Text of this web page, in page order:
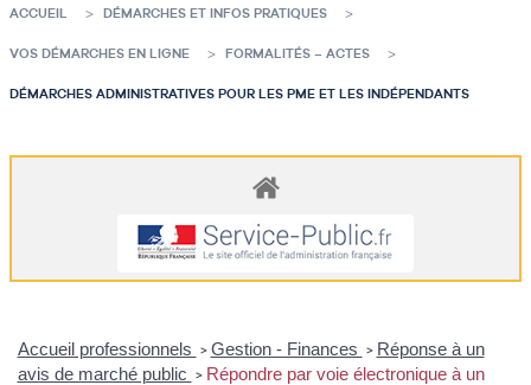
ACCUEIL DÉMARCHES ET INFOS PRATIQUES
VOS DÉMARCHES EN LIGNE FORMALITÉS – ACTES
DÉMARCHES ADMINISTRATIVES POUR LES PME ET LES INDÉPENDANTS
Accueil professionnels > Gestion - Finances > Réponse à un
avis de marché public > Répondre par voie électronique à un